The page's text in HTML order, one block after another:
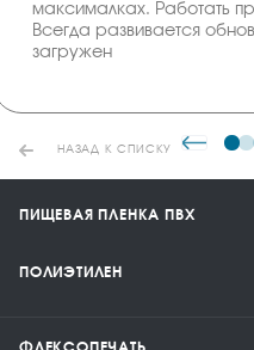
максималках. Работать
Всегда развивается
загружен
НАЗАД К СПИСКУ
ПИЩЕВАЯ ПЛЕНКА ПВХ
ПОЛИЭТИЛЕН